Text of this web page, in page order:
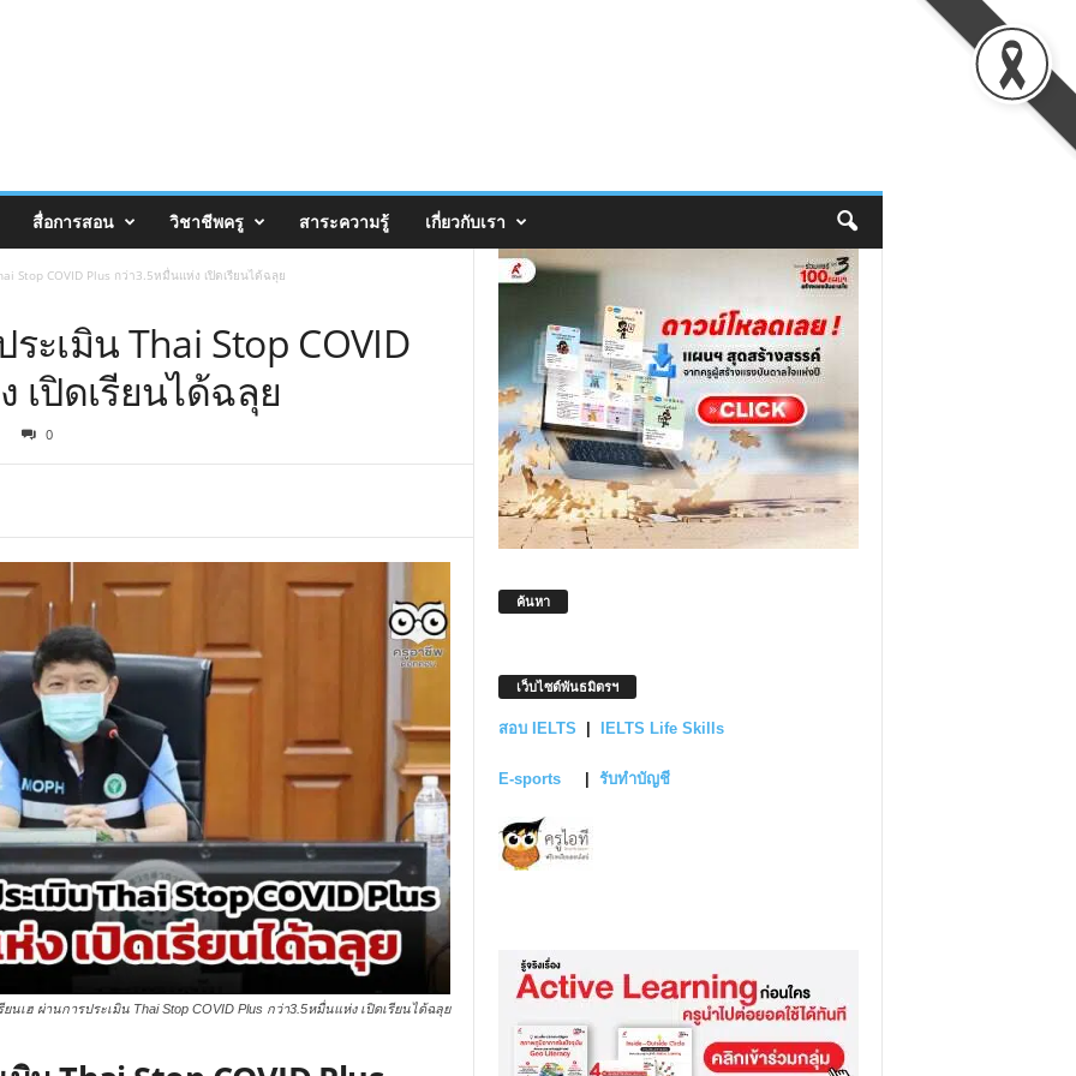
สื่อการสอน วิชาชีพครู สาระความรู้ เกี่ยวกับเรา
Stop COVID Plus กว่า3.5หมื่นแห่ง เปิดเรียนได้ฉลุย
ะเมิน Thai Stop COVID
เปิดเรียนได้ฉลุย
0
ยนเฮ ผ่านการประเมิน Thai Stop COVID Plus กว่า3.5หมื่นแห่ง เปิดเรียนได้ฉลุย
ค้นหา
เว็บไซต์พันธมิตรฯ
สอบ IELTS IELTS Life Skills
E-sports รับทำบัญชี